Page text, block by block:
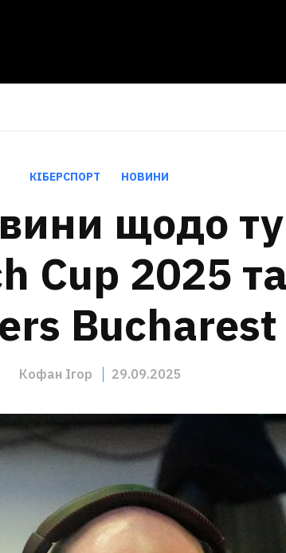
КІБЕРСПОРТ НОВИНИ
щодо
Cup 2025
Кофан Ігор 29.09.2025